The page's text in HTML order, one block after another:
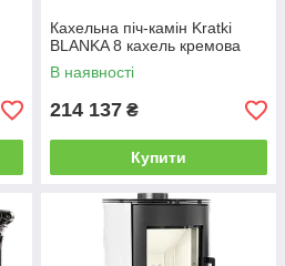
Кахельна піч-камін Kratki
BLANKA 8 кахель кремова
В наявності
214 137 ₴
Купити